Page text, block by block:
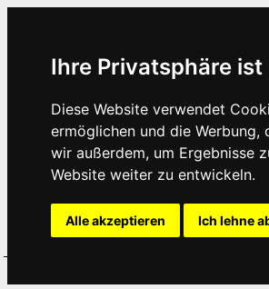
Ihre Privatsphäre
Diese Website verwendet
ermöglichen und die Werbung,
wir außerdem, um Ergebnisse
Website weiter zu entwickeln.
Alle akzeptieren Ich lehne